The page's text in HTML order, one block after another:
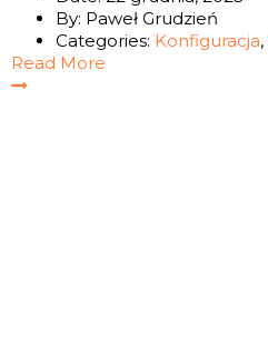
By: Paweł Grudzień
Categories: Konfiguracja,
Read More